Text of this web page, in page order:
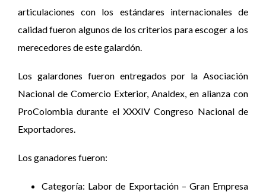
articulaciones con los estándares internacionales de
calidad fueron algunos de los criterios para escoger a los
merecedores de este galardón.
Los galardones fueron entregados por la Asociación
Nacional de Comercio Exterior, Analdex, en alianza con
ProColombia durante el XXXIV Congreso Nacional de
Exportadores.
Los ganadores fueron:
Categoría: Labor de Exportación – Gran Empresa